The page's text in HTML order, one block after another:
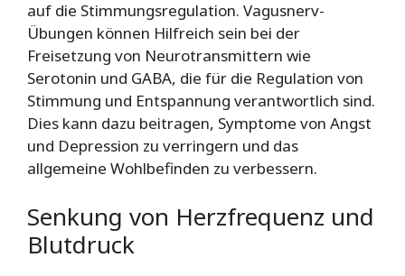
auf die Stimmungsregulation. Vagusnerv-
Übungen können Hilfreich sein bei der
Freisetzung von Neurotransmittern wie
Serotonin und GABA, die für die Regulation von
Stimmung und Entspannung verantwortlich sind.
Dies kann dazu beitragen, Symptome von Angst
und Depression zu verringern und das
allgemeine Wohlbefinden zu verbessern.
Senkung von Herzfrequenz und
Blutdruck